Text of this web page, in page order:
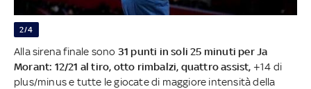
2/4
Alla sirena finale sono 31 punti in soli 25 minuti per Ja
Morant: 12/21 al tiro, otto rimbalzi, quattro assist, +14 di
plus/minus e tutte le giocate di maggiore intensità della